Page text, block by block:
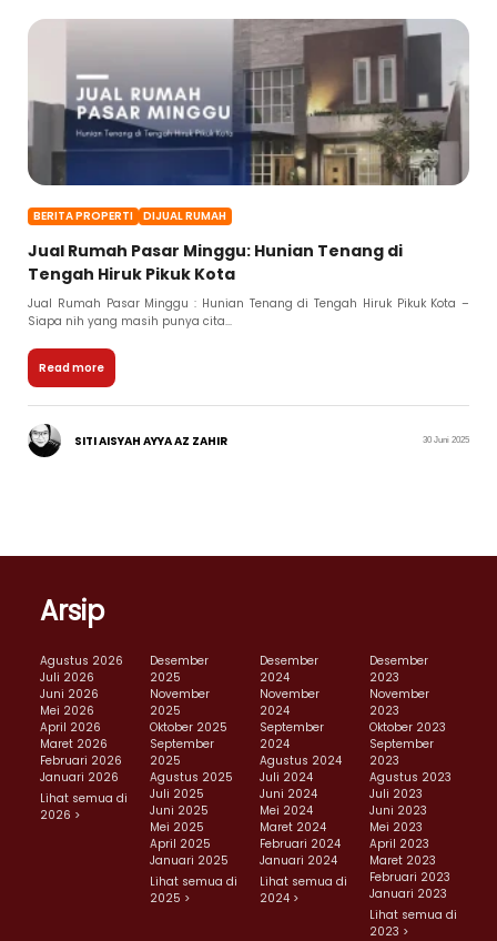
BERITA PROPERTI DIJUAL RUMAH
Jual Rumah Pasar Minggu: Hunian Tenang di
Tengah Hiruk Pikuk Kota
Jual Rumah Pasar Minggu : Hunian Tenang di Tengah Hiruk Pikuk Kota –
Siapa nih yang masih punya cita...
Read more
SITI AISYAH AYYA AZ ZAHIR 30 Juni 2025
Arsip
Agustus 2026
Juli 2026
Juni 2026
Mei 2026
April 2026
Maret 2026
Februari 2026
Januari 2026
Lihat semua di
2026 >
Desember
2025
November
2025
Oktober 2025
September
2025
Agustus 2025
Juli 2025
Juni 2025
Mei 2025
April 2025
Januari 2025
Lihat semua di
2025 >
Desember
2024
November
2024
September
2024
Agustus 2024
Juli 2024
Juni 2024
Mei 2024
Maret 2024
Februari 2024
Januari 2024
Lihat semua di
2024 >
Desember
2023
November
2023
Oktober 2023
September
2023
Agustus 2023
Juli 2023
Juni 2023
Mei 2023
April 2023
Maret 2023
Februari 2023
Januari 2023
Lihat semua di
2023 >